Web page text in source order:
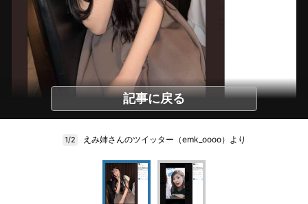
記事に戻る
1/2 えみ姉さんのツイッター（emk_oooo）より